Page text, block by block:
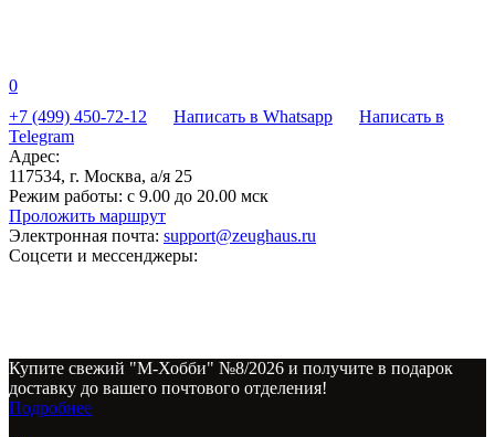
0
+7 (499) 450-72-12
Написать в Whatsapp
Написать в
Telegram
Адрес:
117534, г. Москва, а/я 25
Режим работы: с 9.00 до 20.00 мск
Проложить маршрут
Электронная почта: support@zeughaus.ru
Соцсети и мессенджеры:
Купите свежий "М-Хобби" №8/2026 и получите в подарок
доставку до вашего почтового отделения!
Подробнее